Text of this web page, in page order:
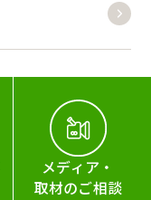
メディア・
取材のご相談